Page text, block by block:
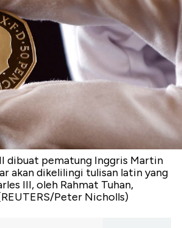
dibuat pematung Inggris Martin
akan dikelilingi tulisan latin yang
III, oleh Rahmat Tuhan,
Peter Nicholls)